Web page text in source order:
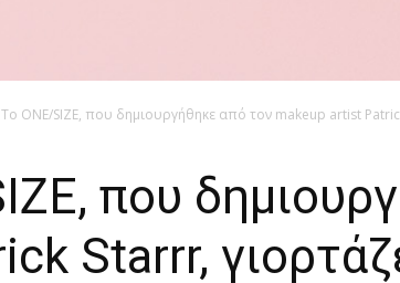
Το ONE/SIZE, που δημιουργήθηκε από τον makeup artist
που
Starrr,